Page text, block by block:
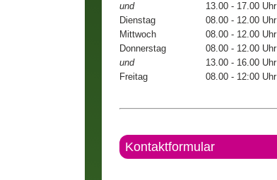
und
13.00 - 17.00 Uhr
Dienstag
08.00 - 12.00 Uhr
Mittwoch
08.00 - 12.00 Uhr
Donnerstag
08.00 - 12.00 Uhr
und
13.00 - 16.00 Uhr
Freitag
08.00 - 12:00 Uhr
Kontaktformular